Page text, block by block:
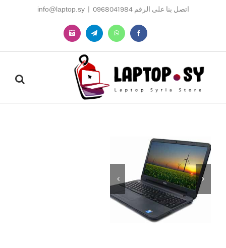
اتصل بنا على الرقم 0968041984 |
info@laptop.sy
Facebook
WhatsApp
Telegram
Instagram